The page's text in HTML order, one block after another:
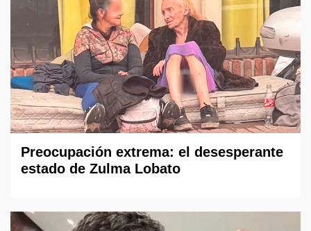
Preocupación extrema: el desesperante
estado de Zulma Lobato